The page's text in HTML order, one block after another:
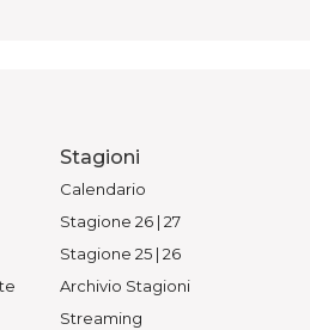
Stagioni
Calendario
Stagione 26 | 27
Stagione 25 | 26
Archivio Stagioni
Streaming